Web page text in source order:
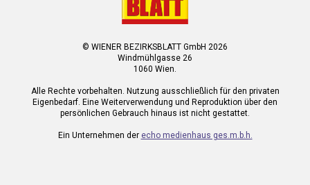
© WIENER BEZIRKSBLATT GmbH 2026
Windmühlgasse 26
1060 Wien.
Alle Rechte vorbehalten. Nutzung ausschließlich für den privaten
Eigenbedarf. Eine Weiterverwendung und Reproduktion über den
persönlichen Gebrauch hinaus ist nicht gestattet.
Ein Unternehmen der echo medienhaus ges.m.b.h.